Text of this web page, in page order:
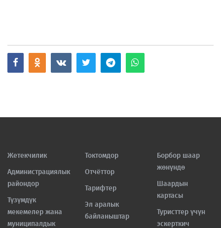
Жетекчилик
Администрациялык
райондор
Түзүмдүк
мекемелер жана
муниципалдык
Токтомдор
Отчёттор
Тарифтер
Эл аралык
байланыштар
Борбор шаар
жөнүндө
Шаардын
картасы
Туристтер үчүн
эскерткич